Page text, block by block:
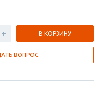
В КОРЗИНУ
ВОПРОС